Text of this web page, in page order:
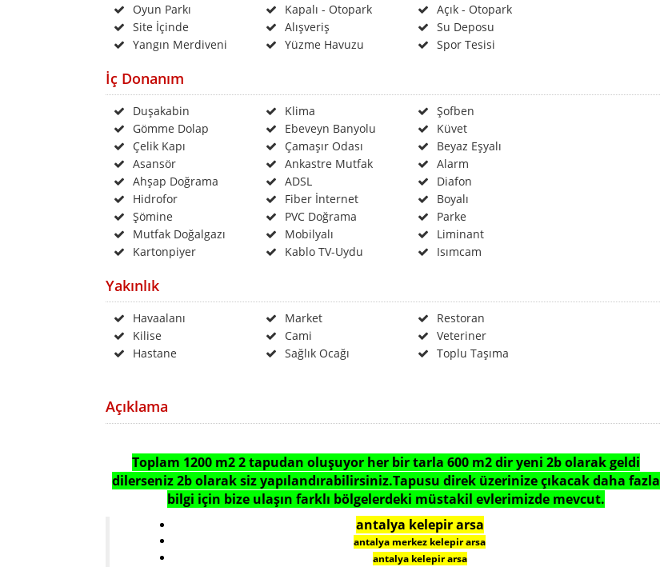
Oyun Parkı Kapalı - Otopark
Açık - Otopark
Site İçinde
Alışveriş
Su Deposu
Yangın Merdiveni
Yüzme Havuzu Spor Tesisi
İç Donanım
Duşakabin Klima
Şofben
Gömme Dolap
Ebeveyn Banyolu
Küvet
Çelik Kapı
Çamaşır Odası
Beyaz Eşyalı
Asansör
Ankastre Mutfak
Alarm
Ahşap Doğrama
ADSL
Diafon
Hidrofor
Fiber İnternet
Boyalı
Şömine
PVC Doğrama
Parke
Mutfak Doğalgazı
Mobilyalı
Liminant
Kartonpiyer
Kablo TV-Uydu Isımcam
Yakınlık
Havaalanı Market
Restoran
Kilise
Cami
Veteriner
Hastane
Sağlık Ocağı Toplu Taşıma
Açıklama
Toplam 1200 m2 2 tapudan oluşuyor her bir tarla 600 m2 dir yeni 2b olarak geldi
dilerseniz 2b olarak siz yapılandırabilirsiniz.Tapusu direk üzerinize çıkacak daha fazla
bilgi için bize ulaşın farklı bölgelerdeki müstakil evlerimizde mevcut.
antalya kelepir arsa
antalya merkez kelepir arsa
antalya kelepir arsa